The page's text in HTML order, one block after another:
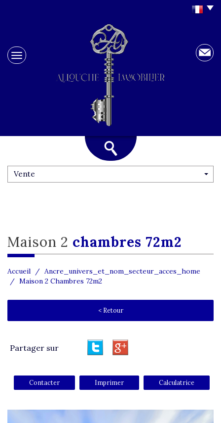
Vente
maison 2 chambres 72m2
Accueil
Ancre_univers_et_nom_secteur_acces_home
Maison 2 Chambres 72m2
< Retour
Partager sur
Contacter Imprimer Calculatrice